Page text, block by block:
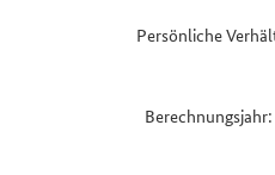
Persönliche
Berechnungsjahr: